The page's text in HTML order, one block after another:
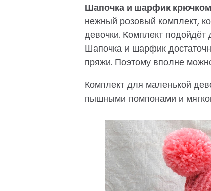
Шапочка и шарфик
нежный розовый комплект,
девочки. Комплект
Шапочка и шарфик
пряжи. Поэтому вполне
Комплект для маленькой
пышными помпонами и